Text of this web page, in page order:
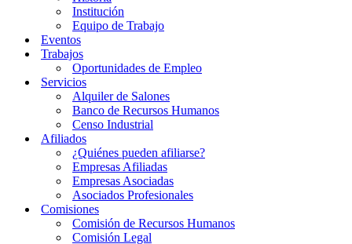
Institución
Equipo de Trabajo
Eventos
Trabajos
Oportunidades de Empleo
Servicios
Alquiler de Salones
Banco de Recursos Humanos
Censo Industrial
Afiliados
¿Quiénes pueden afiliarse?
Empresas Afiliadas
Empresas Asociadas
Asociados Profesionales
Comisiones
Comisión de Recursos Humanos
Comisión Legal